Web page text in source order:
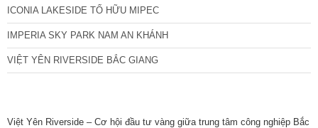
ICONIA LAKESIDE TỐ HỮU MIPEC
IMPERIA SKY PARK NAM AN KHÁNH
VIỆT YÊN RIVERSIDE BẮC GIANG
Việt Yên Riverside – Cơ hội đầu tư vàng giữa trung tâm công nghiệp Bắc